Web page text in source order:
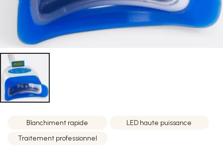
Blanchiment rapide
LED haute puissance
Traitement professionnel